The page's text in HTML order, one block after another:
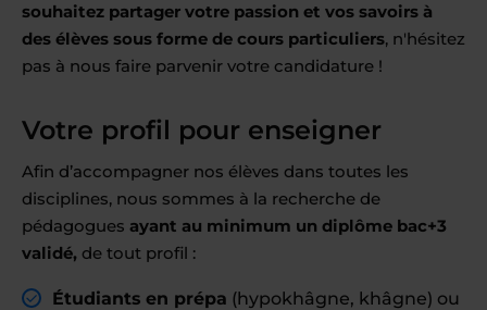
souhaitez partager votre passion et vos savoirs à
des élèves sous forme de cours particuliers, n'hésitez
pas à nous faire parvenir votre candidature !
Votre profil pour enseigner
Afin d’accompagner nos élèves dans toutes les
disciplines, nous sommes à la recherche de
pédagogues ayant au minimum un diplôme bac+3
validé, de tout profil :
Étudiants en prépa (hypokhâgne, khâgne) ou